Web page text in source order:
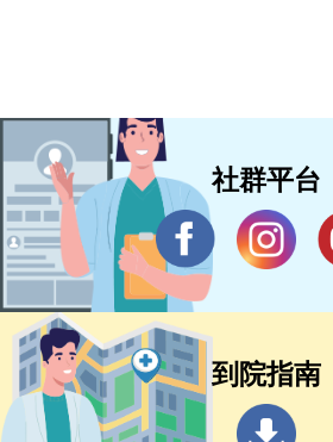
社群平台
到院指南